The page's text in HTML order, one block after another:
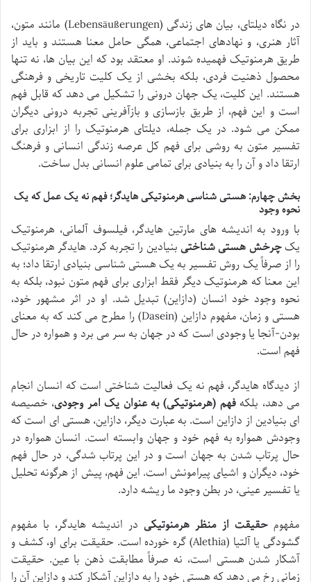
در نگاه دیلتای، بیان های زندگی (Lebensäußerungen) مانند متون،
آثار هنری، و نهادهای اجتماعی، همگی حامل معنا هستند و باید از
طریق هرمنوتیک فهمیده شوند. او معتقد بود که این بیان ها، نه تنها
محصول ذهنیت فردی، بلکه بخشی از یک کلیت تاریخی و فرهنگی
هستند. این کلیت، یک جهان درونی را تشکیل می دهد که قابل فهم
است و این فهم، از طریق بازسازی و بازآفرینی تجربه درونی دیگران
ممکن می شود. در یک جمله، دیلتای هرمنوتیک را از ابزاری برای
تفسیر متون به روشی برای فهم کل عرصه زندگی انسانی و فرهنگ
ارتقا داد و آن را به بنیادی برای تمامی علوم انسانی بدل ساخت.
بخش چهارم: هستی شناسی هرمنوتیکی هایدگر؛ فهم نه یک عمل که یک
نحوه وجود
با ورود به اندیشه های مارتین هایدگر، فیلسوف آلمانی، هرمنوتیک
یکچرخش هستی شناختیبنیادین را تجربه کرد. هایدگر هرمنوتیک
را از صرفاً یک روش تفسیر به یک هستی شناسی بنیادی ارتقا داد؛ به
این معنا که هرمنوتیک دیگر فقط ابزاری برای فهم متون نبود، بلکه به
نحوه وجود خود انسان (دازاین) تبدیل شد. او در اثر مشهور خود،
هستی و زمان، مفهوم دازاین (Dasein) را مطرح می کند که به معنای
بودن-آنجا یا وجودی است که در جهان به سر می برد و همواره در حال
فهم است.
از دیدگاه هایدگر، فهم نه یک فعالیت شناختی است که انسان انجام
می دهد، بلکهفهم (هرمنوتیکی) به عنوان یک امر وجودی، خصیصه
ای بنیادین از دازاین است. به عبارت دیگر، دازاین، هستی ای است که
وجودش همواره به فهم خود و جهان وابسته است. انسان همواره در
حال پرتاب شدن به جهان است و در این پرتاب شدگی، در حال فهم
خود، دیگران و اشیای پیرامونش است. این فهم، پیش از هرگونه تحلیل
یا تفسیر عینی، در بطن وجود ما ریشه دارد.
مفهوم حقیقت از منظر هرمنوتیکی در اندیشه هایدگر، با مفهوم
گشودگی یا آلتیا (Alethia) گره خورده است. حقیقت برای او، کشف و
آشکار شدن هستی است، نه صرفاً مطابقت ذهن با عین. حقیقت
زمانی رخ می دهد که هستی خود را به دازاین آشکار کند و دازاین آن را